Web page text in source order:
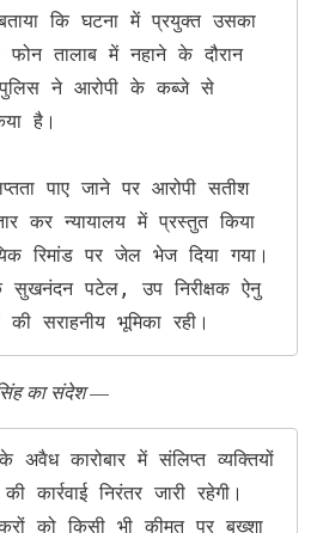
कि घटना में प्रयुक्त उसका
फोन तालाब में नहाने के दौरान
पुलिस ने आरोपी के कब्जे से
है।
कर न्यायालय में प्रस्तुत किया
रिमांड पर जेल भेज दिया गया।
सुखनंदन पटेल, उप निरीक्षक ऐनु
सराहनीय भूमिका रही।
का संदेश—
कार्रवाई निरंतर जारी रहेगी।
को किसी भी कीमत पर बख्शा